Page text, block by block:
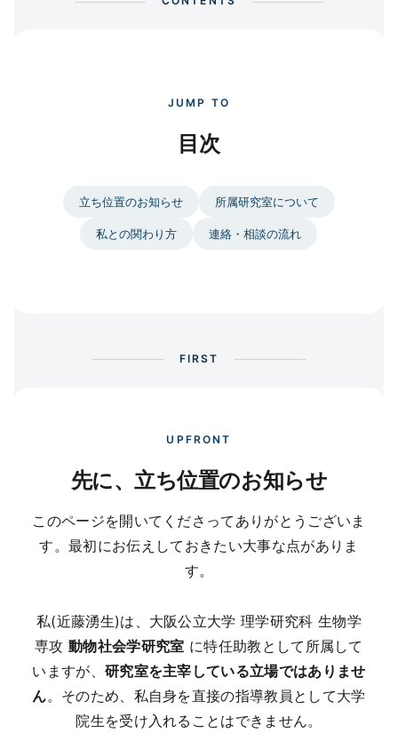
JUMP TO
目次
立ち位置のお知らせ 所属研究室について
私との関わり方 連絡・相談の流れ
FIRST
UPFRONT
先に、立ち位置のお知らせ
このページを開いてくださってありがとうございま
す。最初にお伝えしておきたい大事な点がありま
す。
私(近藤湧生)は、大阪公立大学 理学研究科 生物学
専攻動物社会学研究室 に特任助教として所属して
いますが、 研究室を主宰している立場ではありませ
ん。そのため、私自身を直接の指導教員として大学
院生を受け入れることはできません。